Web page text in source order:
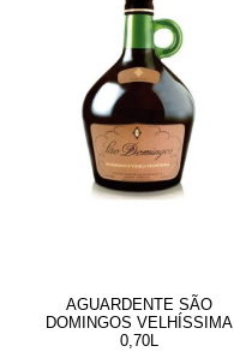
AGUARDENTE SÃO
DOMINGOS VELHÍSSIMA
0,70L